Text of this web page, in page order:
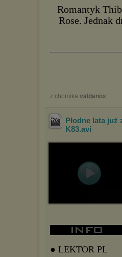
Romantyk
Rose. Jednak
z chomika valdanox
Płodne lata już
K83.avi
● LEKTOR PL